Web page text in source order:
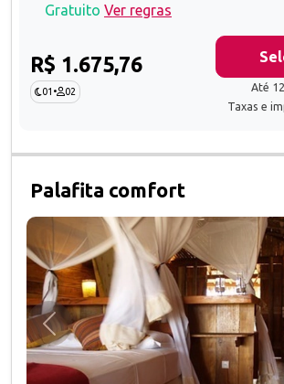
Gratuito Ver regras
R$ 1.675,76
01 • 02
Até
Taxas e
Palafita comfort
Anterior